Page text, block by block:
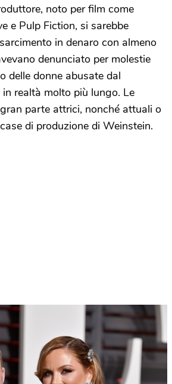
noto per film come
e Pulp Fiction, si sarebbe
in denaro con almeno
denunciato per molestie
delle donne abusate dal
realtà molto più lungo. Le
parte attrici, nonché attuali o
di produzione di Weinstein.